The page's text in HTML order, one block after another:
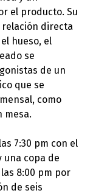
el producto. Su
directa
hueso, el
se
de un
que se
como
mesa.
7:30 pm con el
una copa de
8:00 pm por
de seis